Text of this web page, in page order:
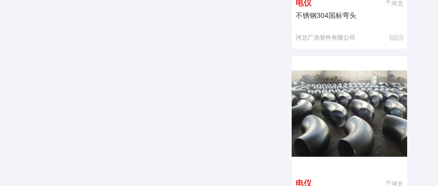
电仪 河北
不锈钢304国标弯头
河北广浩管件有限公司 广告
电仪 河北